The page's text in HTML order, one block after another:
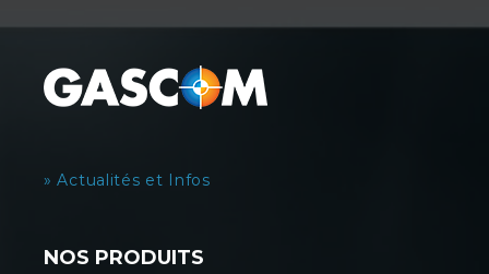
» Actualités et Infos
NOS PRODUITS